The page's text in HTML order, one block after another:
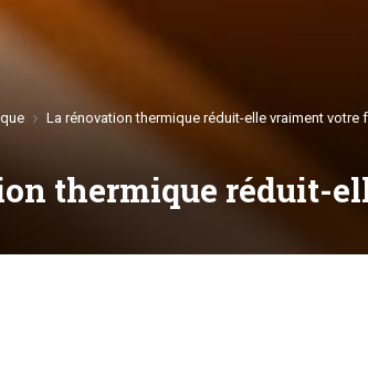
La rénovation thermique réduit-elle vraiment votre
thermique réduit-